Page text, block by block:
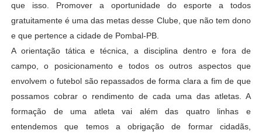
que isso. Promover a oportunidade do esporte a todos
gratuitamente é uma das metas desse Clube, que não tem dono
e que pertence a cidade de Pombal-PB.
A orientação tática e técnica, a disciplina dentro e fora de
campo, o posicionamento e todos os outros aspectos que
envolvem o futebol são repassados de forma clara a fim de que
possamos cobrar o rendimento de cada uma das atletas. A
formação de uma atleta vai além das quatro linhas e
entendemos que temos a obrigação de formar cidadãs,